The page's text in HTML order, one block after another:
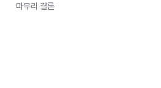
마무리 결론